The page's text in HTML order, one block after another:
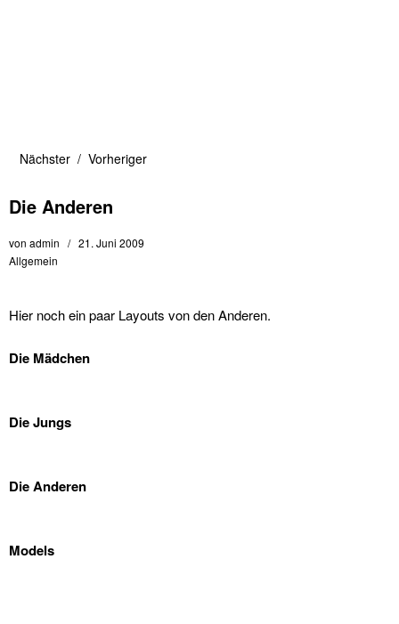
Vorheriger
Nächster
Die Anderen
von admin
21. Juni 2009
Allgemein
Hier noch ein paar Layouts von den Anderen.
Die Mädchen
Die Jungs
Die Anderen
Models